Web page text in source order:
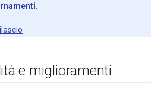
e miglioramenti